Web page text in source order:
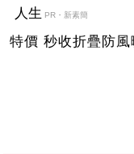
人生 PR・新素簡
特價 秒收折疊防風